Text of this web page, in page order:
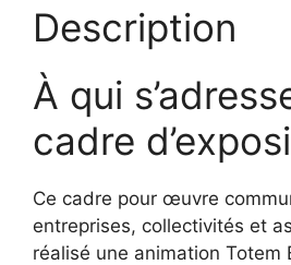
Description
À qui
cadre
Ce cadre pour œuvre
entreprises, collectivités et
réalisé une animation Totem